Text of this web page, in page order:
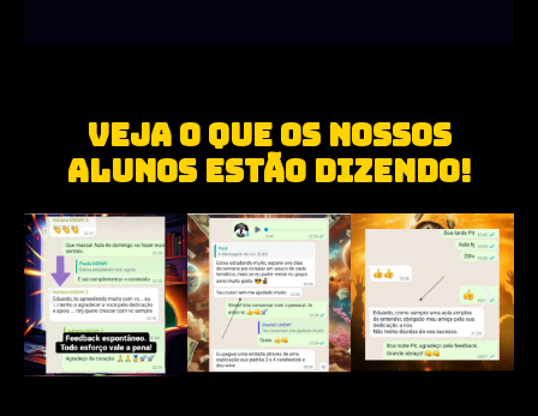
VEJA O QUE OS NOSSOS
ALUNOS ESTÃO DIZENDO!